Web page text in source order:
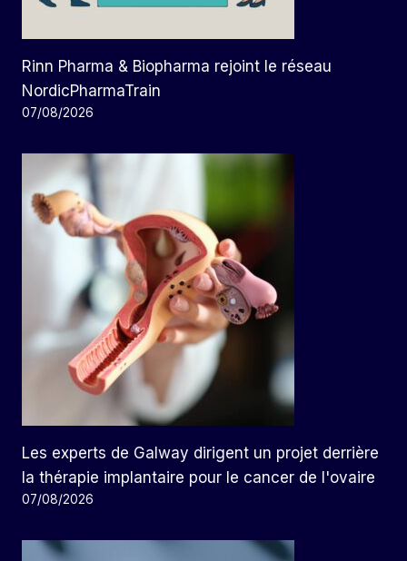
Rinn Pharma & Biopharma rejoint le réseau
NordicPharmaTrain
07/08/2026
Les experts de Galway dirigent un projet derrière
la thérapie implantaire pour le cancer de l'ovaire
07/08/2026